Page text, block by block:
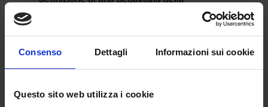
Consenso Dettagli Informazioni sui cookie
Questo sito web utilizza i cookie
capacitazione da cui attingere competenze
strategiche per la costruzione, attiva, di uno
è spendibile per l’aggiornamento delle
graduatorie d’insegnamento secondo la
normativa vigente. Gli insegnamenti